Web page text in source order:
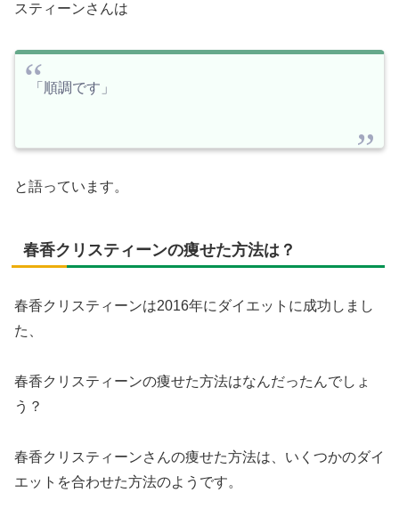
スティーンさんは
「順調です」
と語っています。
春香クリスティーンの痩せた方法は？
春香クリスティーンは2016年にダイエットに成功しまし
た、
春香クリスティーンの痩せた方法はなんだったんでしょ
う？
春香クリスティーンさんの痩せた方法は、いくつかのダイ
エットを合わせた方法のようです。